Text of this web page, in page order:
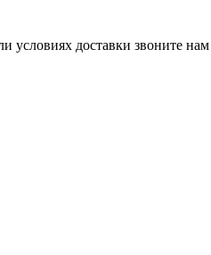
условиях доставки звоните